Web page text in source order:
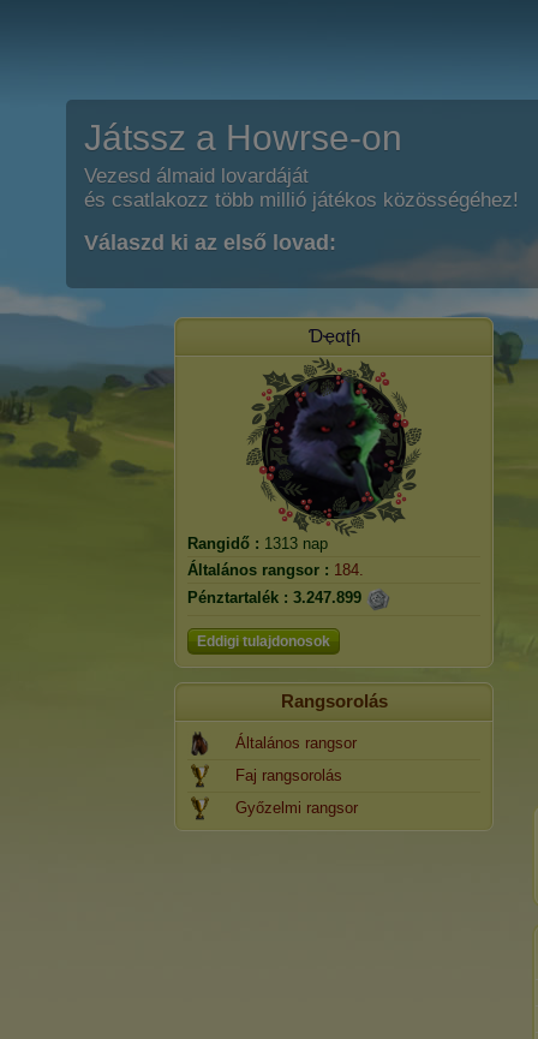
Játssz a Howrse-on
Vezesd álmaid lovardáját
és csatlakozz több millió játékos közösségéhez!
Válaszd ki az első lovad:
Ɗҿαʈɦ
Rangidő : 1313 nap
Általános rangsor : 184.
Pénztartalék : 3.247.899
Eddigi tulajdonosok
Rangsorolás
Általános rangsor
Faj rangsorolás
Győzelmi rangsor